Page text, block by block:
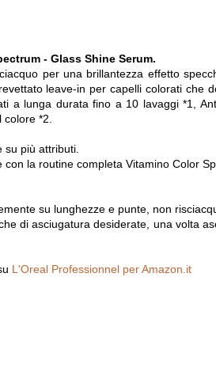
- Glass Shine Serum.​
per una brillantezza effetto
leave-in per capelli colorati che
a lunga durata fino a 10 lavaggi *1,
*2.
su più attributi.
con la routine completa Vitamino Color
su lunghezze e punte, non
di asciugatura desiderate, una volta
L'Oreal Professionnel per Amazon.it